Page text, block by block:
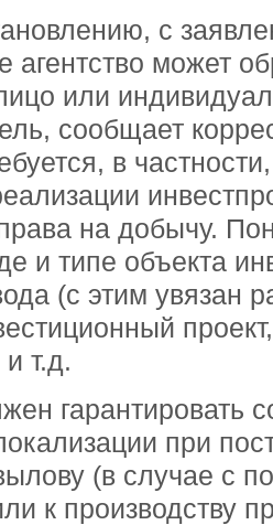
с
может
или
сообщает
в
на добычу.
и типе объекта
(с этим увязан
т.д.
гарантировать
при
(в случае с
к производству